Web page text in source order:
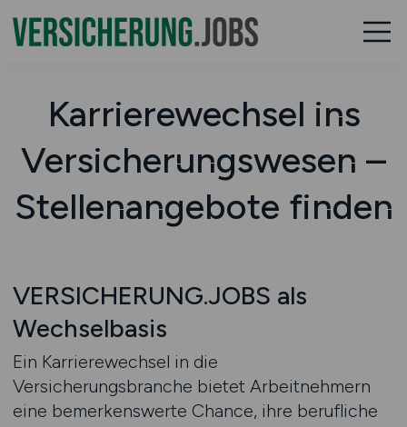
Karrierewechsel ins
Versicherungswesen –
Stellenangebote finden
VERSICHERUNG.JOBS als
Wechselbasis
Ein Karrierewechsel in die
Versicherungsbranche bietet Arbeitnehmern
eine bemerkenswerte Chance, ihre berufliche